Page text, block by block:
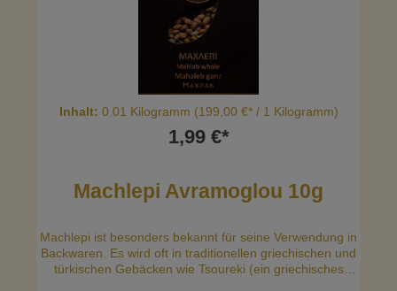
Inhalt: 0.01 Kilogramm (199,00 €* / 1 Kilogramm)
1,99 €*
Machlepi Avramoglou 10g
Machlepi ist besonders bekannt für seine Verwendung in
Backwaren. Es wird oft in traditionellen griechischen und
türkischen Gebäcken wie Tsoureki (ein griechisches